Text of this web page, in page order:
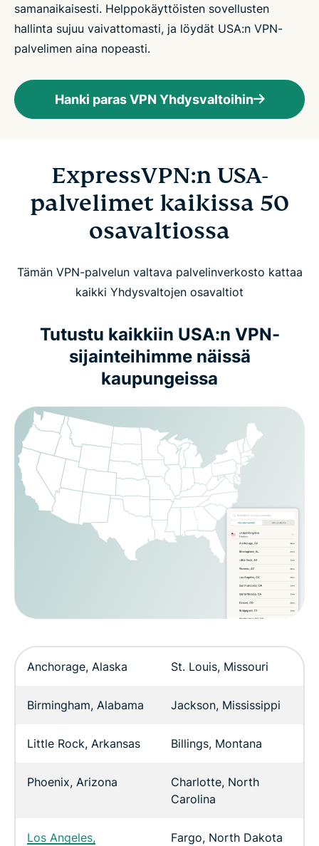
samanaikaisesti. Helppokäyttöisten sovellusten
hallinta sujuu vaivattomasti, ja löydät USA:n VPN-
palvelimen aina nopeasti.
Hanki paras VPN Yhdysvaltoihin
ExpressVPN:n USA-
palvelimet kaikissa 50
osavaltiossa
Tämän VPN-palvelun valtava palvelinverkosto kattaa
kaikki Yhdysvaltojen osavaltiot
Tutustu kaikkiin USA:n VPN-
sijainteihimme näissä
kaupungeissa
Anchorage, Alaska St. Louis, Missouri
Birmingham, Alabama Jackson, Mississippi
Little Rock, Arkansas Billings, Montana
Phoenix, Arizona
Charlotte, North
Carolina
Los Angeles,
Fargo, North Dakota